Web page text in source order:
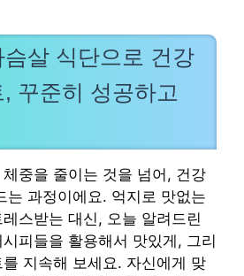
살 식단으로 건강
꾸준히 성공하고
중을 줄이는 것을 넘어, 건강
는 과정이에요. 억지로 맛없는
스받는 대신, 오늘 알려드린
피들을 활용해서 맛있게, 그리
지속해 보세요. 자신에게 맞